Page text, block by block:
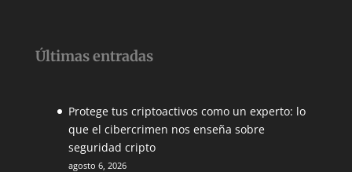
Últimas entradas
Protege tus criptoactivos como un experto: lo
que el cibercrimen nos enseña sobre
seguridad cripto
agosto 6, 2026